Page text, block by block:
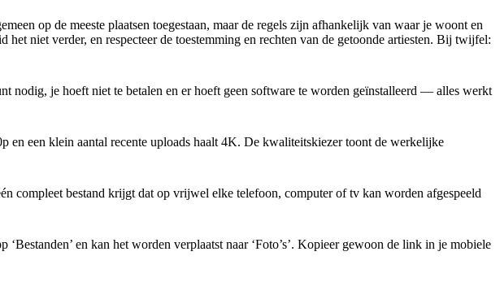
op de meeste plaatsen toegestaan, maar de regels zijn afhankelijk van waar je woont en
niet verder, en respecteer de toestemming en rechten van de getoonde artiesten. Bij twijfel:
nodig, je hoeft niet te betalen en er hoeft geen software te worden geïnstalleerd — alles werkt
een klein aantal recente uploads haalt 4K. De kwaliteitskiezer toont de werkelijke
compleet bestand krijgt dat op vrijwel elke telefoon, computer of tv kan worden afgespeeld
en kan het worden verplaatst naar ‘Foto’s’. Kopieer gewoon de link in je mobiele